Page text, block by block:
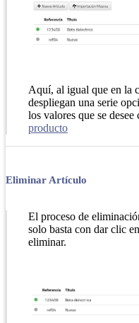
Aquí, al igual que en la
despliegan una serie
los valores que se desee
producto
Eliminar Artículo
El proceso de
solo basta con dar clic
eliminar.